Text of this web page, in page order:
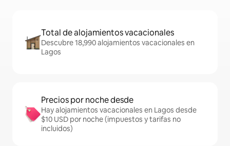
Total de alojamientos vacacionales
Descubre 18,990 alojamientos vacacionales en
Lagos
Precios por noche desde
Hay alojamientos vacacionales en Lagos desde
$10 USD por noche (impuestos y tarifas no
incluidos)